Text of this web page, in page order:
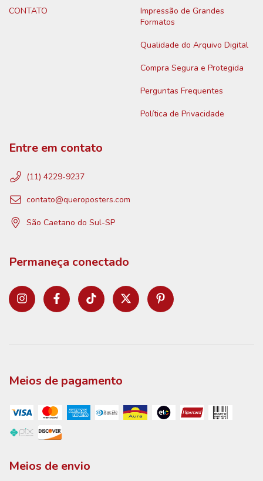
CONTATO
Impressão de Grandes
Formatos
Qualidade do Arquivo Digital
Compra Segura e Protegida
Perguntas Frequentes
Política de Privacidade
Entre em contato
(11) 4229-9237
contato@queroposters.com
São Caetano do Sul-SP
Permaneça conectado
Meios de pagamento
Meios de envio